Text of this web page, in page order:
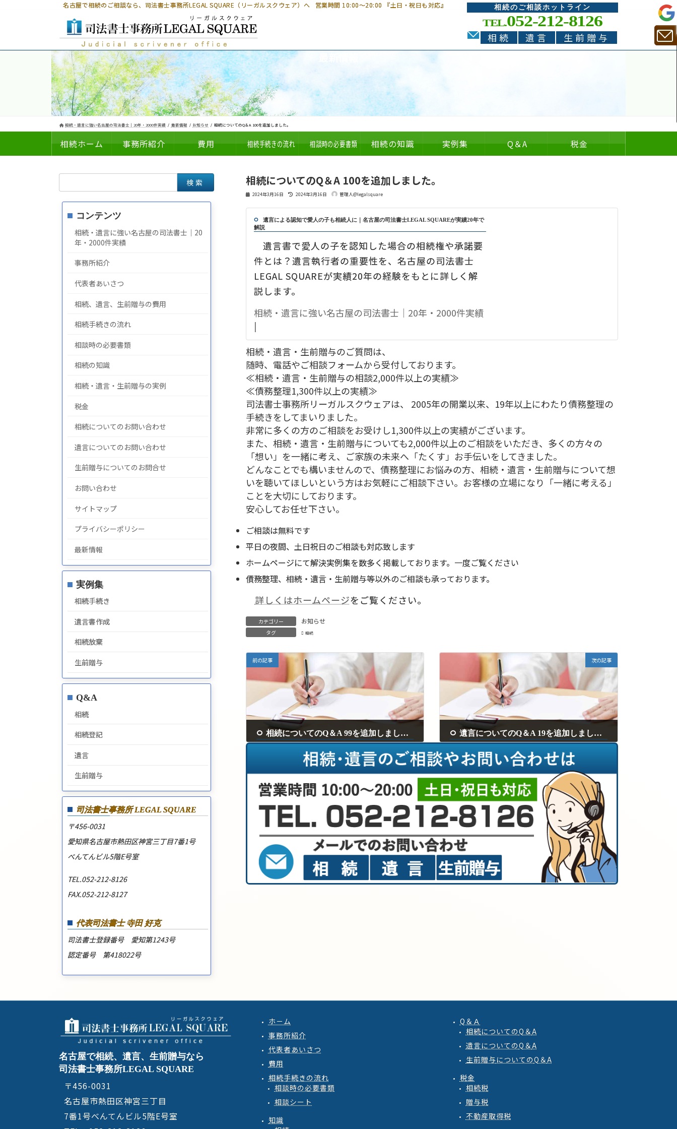
名古屋で相続のご相談なら、 司法書士事務所LEGAL SQUARE（リーガルスクウェア）へ営業時間 10:00～20:00 『土日・祝日も対応』 相続のご相談ホットライン
TEL.052-212-8126
相続 遺言 生前贈与
相続・遺言に強い名古屋の司法書士｜20年・2000件実績 最新情報 お知らせ 相続についてのQ＆A 100を追加しました。
相続ホーム 事務所紹介 費用 相続手続きの流れ 相談時の必要書類 相続の知識
についての
についての
実例集
の
Q＆A 税金
相続についてのQ＆A 100を追加しました。
2024年3月16日
最
日
:
2024年3月16日 管理人@legalsquare
遺言による認知で愛人の子も相続人に｜名古屋の司法書士LEGAL SQUAREが実績20年で
解説
遺言書で愛人の子を認知した場合の相続権や承諾要
件とは？遺言執行者の重要性を、名古屋の司法書士
LEGAL SQUAREが実績20年の経験をもとに詳しく解
説します。
相続・遺言に強い名古屋の司法書士｜20年・2000件実績
|
相続・遺言・生前贈与のご質問は、
随時、電話やご相談フォームから受付しております。
≪相続・遺言・生前贈与の相談2,000件以上の実績≫
≪債務整理1,300件以上の実績≫
司法書士事務所リーガルスクウェアは、 2005年の開業以来、19年以上にわたり債務整理の
手続きをしてまいりました。
非常に多くの方のご相談をお受けし1,300件以上の実績がございます。
また、相続・遺言・生前贈与についても2,000件以上のご相談をいただき、多くの方々の
「想い」を一緒に考え、ご家族の未来へ「たくす」お手伝いをしてきました。
どんなことでも構いませんので、債務整理にお悩みの方、相続・遺言・生前贈与について想
いを聴いてほしいという方はお気軽にご相談下さい。お客様の立場になり「一緒に考える」
ことを大切にしております。
安心してお任せ下さい。
ご相談は無料です
平日の夜間、土日祝日のご相談も対応致します
ホームページにて解決実例集を数多く掲載しております。一度ご覧ください
債務整理、相続・遺言・生前贈与等以外のご相談も承っております。
詳しくはホームページをご覧ください。
カテゴリー お知らせ
タグ 相続
前の記事
相続についてのQ＆A 99を追加しました。
次の記事
遺言についてのQ＆A 19を追加しました。
2024年4月12日
索:
コンテンツ
相続・遺言に強い名古屋の司法書士｜20
年・2000件実績
事務所紹介
代表者あいさつ
相続、遺言、生前贈与の費用
相続手続きの流れ
相談時の必要書類
相続の知識
相続・遺言・生前贈与の実例
税金
相続についてのお問い合わせ
遺言についてのお問い合わせ
生前贈与についてのお問合せ
お問い合わせ
サイトマップ
プライバシーポリシー
最新情報
実例集
相続手続き
遺言書作成
相続放棄
生前贈与
Q&A
相続
相続登記
遺言
生前贈与
司法書士事務所LEGAL SQUARE
〒456-0031
愛知県名古屋市熱田区神宮三丁目7番1号
べんてんビル5階E号室
TEL.052-212-8126
FAX.052-212-8127
代表司法書士 寺田 好克
司法書士登録番号 愛知第1243号
認定番号 第418022号
名古屋で相続、遺言、生前贈与なら
司法書士事務所LEGAL SQUARE
〒456-0031
名古屋市熱田区神宮三丁目
7番1号べんてんビル5階E号室
ホ－ム
事務所紹介
代表者あいさつ
費用
相続手続きの流れ
相談時の必要書類
相談シート
知識
Q＆Ａ
相続についてのQ ＆A
遺言についてのQ ＆A
生前贈与についてのQ ＆A
税金
相続税
贈与税
不動産取得税